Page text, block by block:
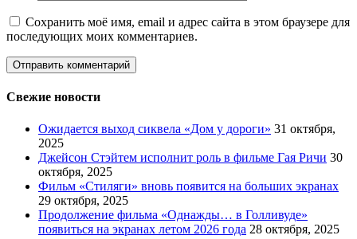
Сохранить моё имя, email и адрес сайта в этом браузере для
последующих моих комментариев.
Свежие новости
Ожидается выход сиквела «Дом у дороги» 31 октября,
2025
Джейсон Стэйтем исполнит роль в фильме Гая Ричи 30
октября, 2025
Фильм «Стиляги» вновь появится на больших экранах
29 октября, 2025
Продолжение фильма «Однажды… в Голливуде»
появиться на экранах летом 2026 года 28 октября, 2025